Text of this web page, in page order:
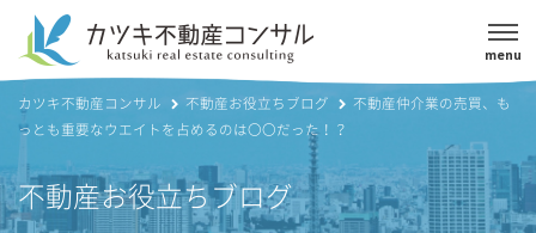
menu
カツキ不動産コンサル 不動産お役立ちブログ
不動産仲介業の売買、も
っとも重要なウエイトを占めるのは〇〇だった！？
不動産お役立ちブログ